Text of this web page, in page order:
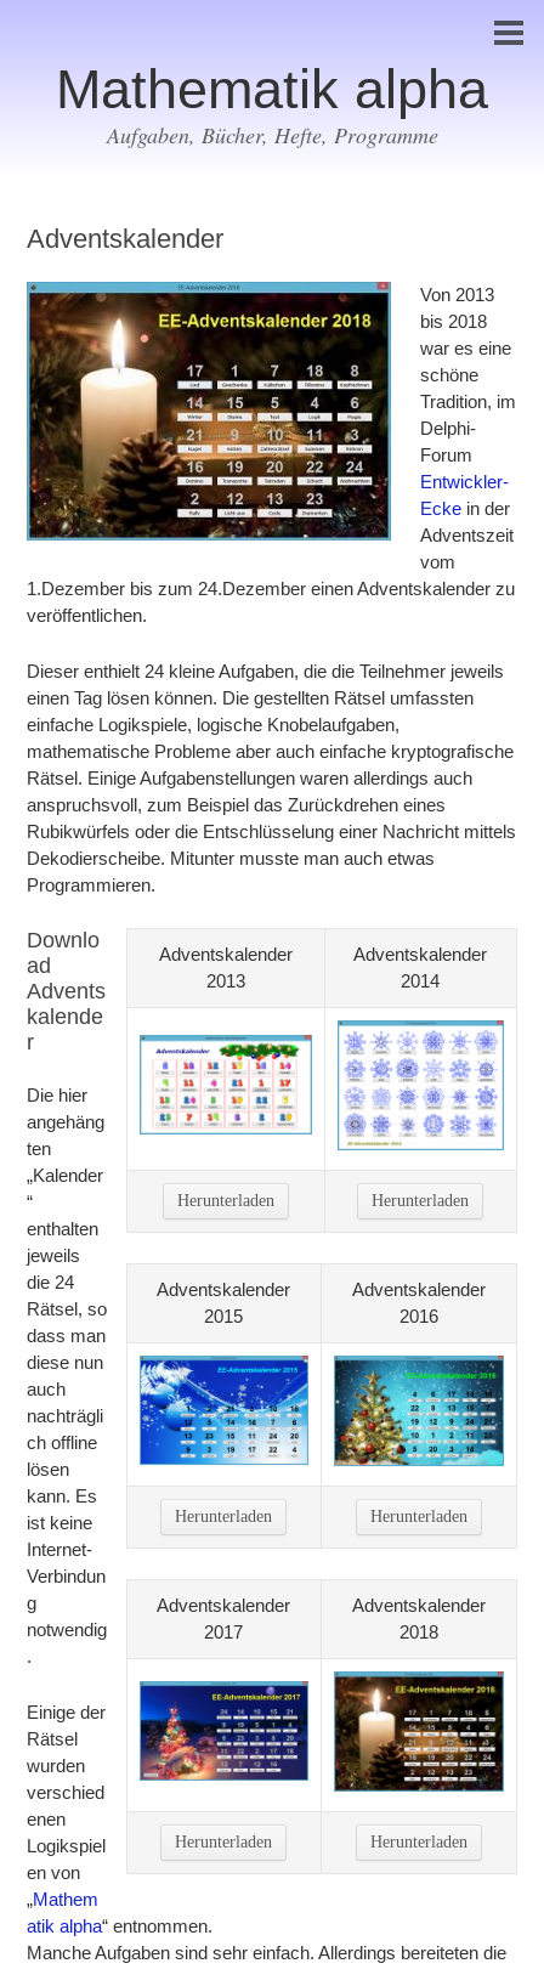
Mathematik alpha
Aufgaben, Bücher, Hefte, Programme
Adventskalender
Von 2013
bis 2018
war es eine
schöne
Tradition, im
Delphi-
Forum
Entwickler-
Ecke in der
Adventszeit
vom
1.Dezember bis zum 24.Dezember einen Adventskalender zu
veröffentlichen.
Dieser enthielt 24 kleine Aufgaben, die die Teilnehmer jeweils
einen Tag lösen können. Die gestellten Rätsel umfassten
einfache Logikspiele, logische Knobelaufgaben,
mathematische Probleme aber auch einfache kryptografische
Rätsel. Einige Aufgabenstellungen waren allerdings auch
anspruchsvoll, zum Beispiel das Zurückdrehen eines
Rubikwürfels oder die Entschlüsselung einer Nachricht mittels
Dekodierscheibe. Mitunter musste man auch etwas
Programmieren.
Adventskalender
2013
Adventskalender
2014
Herunterladen Herunterladen
Adventskalender
2015
Adventskalender
2016
Herunterladen Herunterladen
Adventskalender
2017
Adventskalender
2018
Herunterladen Herunterladen
Downlo
ad
Advents
kalende
r
Die hier
angehäng
ten
„Kalender
“
enthalten
jeweils
die 24
Rätsel, so
dass man
diese nun
auch
nachträgli
ch offline
lösen
kann. Es
ist keine
Internet-
Verbindun
g
notwendig
.
Einige der
Rätsel
wurden
verschied
enen
Logikspiel
en von
„Mathem
atik alpha“ entnommen.
Manche Aufgaben sind sehr einfach. Allerdings bereiteten die